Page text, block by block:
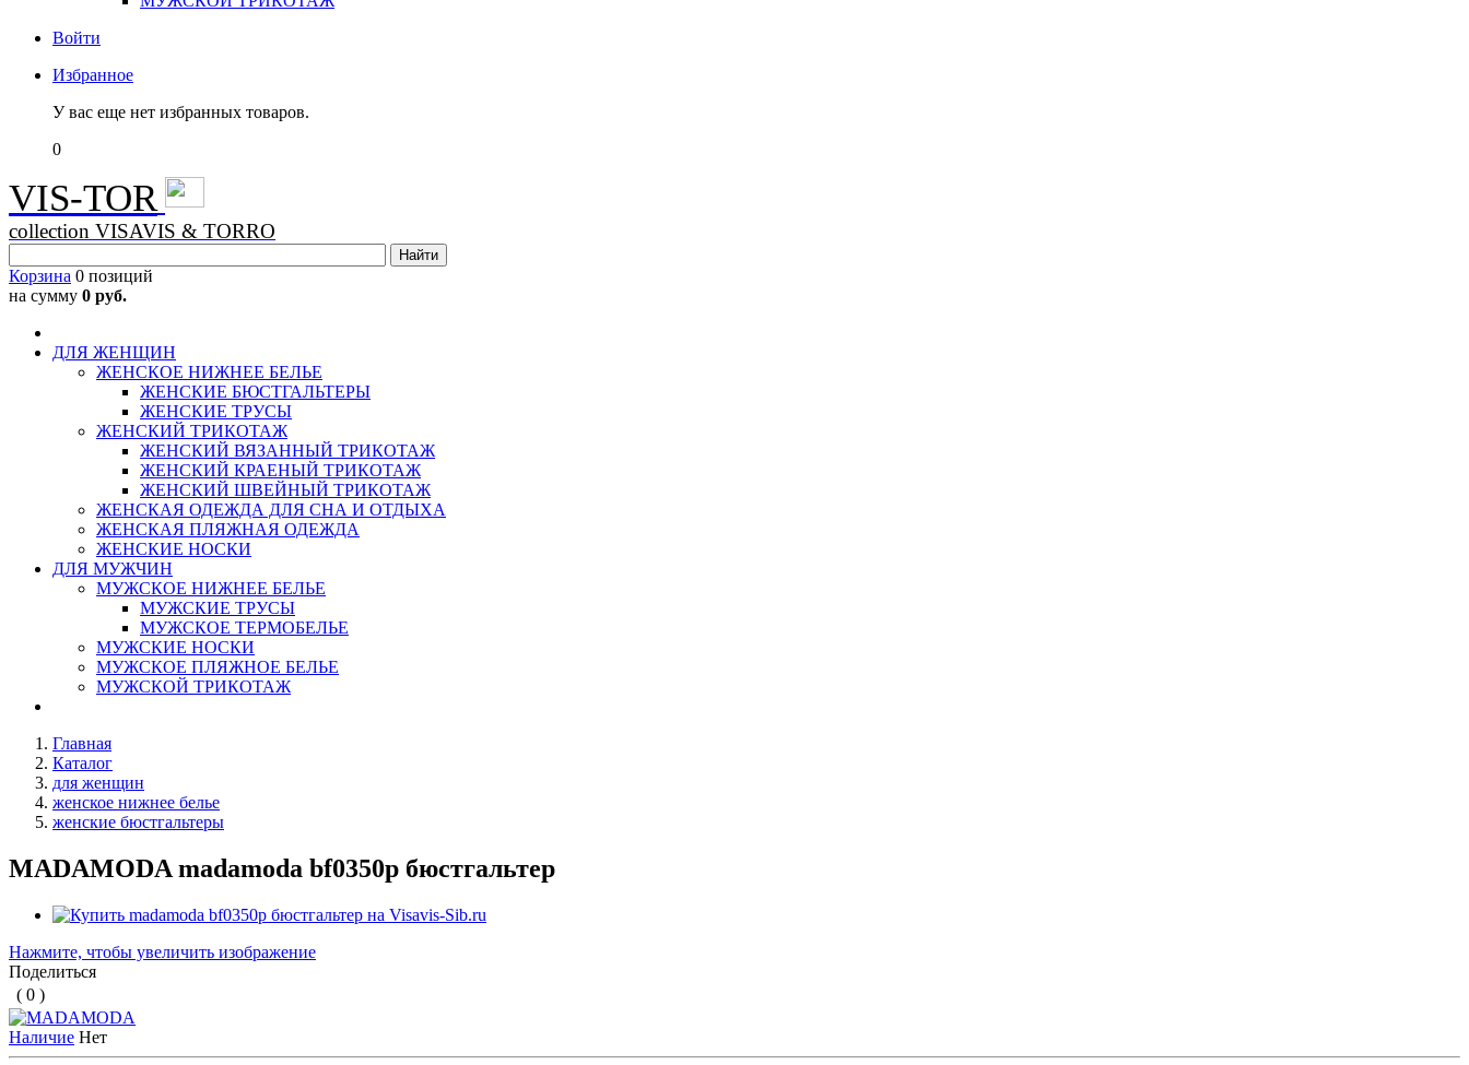
Войти
Избранное
У вас еще нет избранных товаров.
0
VIS-TOR
collection VISAVIS & TORRO
Корзина 0 позиций
на сумму 0 руб.
ДЛЯ ЖЕНЩИН
ЖЕНСКОЕ НИЖНЕЕ БЕЛЬЕ
ЖЕНСКИЕ БЮСТГАЛЬТЕРЫ
ЖЕНСКИЕ ТРУСЫ
ЖЕНСКИЙ ТРИКОТАЖ
ЖЕНСКИЙ ВЯЗАННЫЙ ТРИКОТАЖ
ЖЕНСКИЙ КРАЕНЫЙ ТРИКОТАЖ
ЖЕНСКИЙ ШВЕЙНЫЙ ТРИКОТАЖ
ЖЕНСКАЯ ОДЕЖДА ДЛЯ СНА И ОТДЫХА
ЖЕНСКАЯ ПЛЯЖНАЯ ОДЕЖДА
ЖЕНСКИЕ НОСКИ
ДЛЯ МУЖЧИН
МУЖСКОЕ НИЖНЕЕ БЕЛЬЕ
МУЖСКИЕ ТРУСЫ
МУЖСКОЕ ТЕРМОБЕЛЬЕ
МУЖСКИЕ НОСКИ
МУЖСКОЕ ПЛЯЖНОЕ БЕЛЬЕ
МУЖСКОЙ ТРИКОТАЖ
Главная
Каталог
для женщин
женское нижнее белье
женские бюстгальтеры
MADAMODA madamoda bf0350p бюстгальтер
Нажмите, чтобы увеличить изображение
Поделиться
( 0 )
Наличие Нет